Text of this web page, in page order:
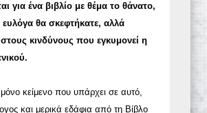
για ένα βιβλίο με θέμα το θάνατο,
θα σκεφτήκατε, αλλά
κινδύνους που εγκυμονεί η
κείμενο που υπάρχει σε αυτό,
και μερικά εδάφια από τη Βίβλο